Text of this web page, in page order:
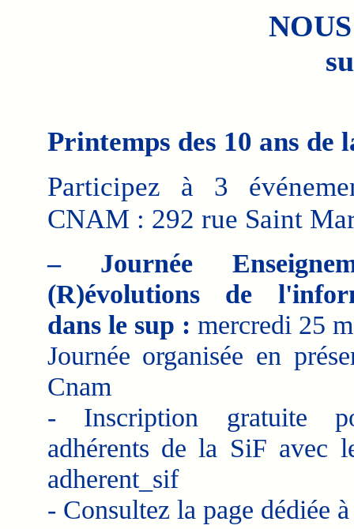
Printemps des 10 ans de
Participez à 3
CNAM : 292 rue Saint
– Journée
(R)évolutions de
dans le sup : mercredi 25
Journée organisée en
Cnam
- Inscription gratuite
adhérents de la SiF avec
adherent_sif
- Consultez la page dédiée